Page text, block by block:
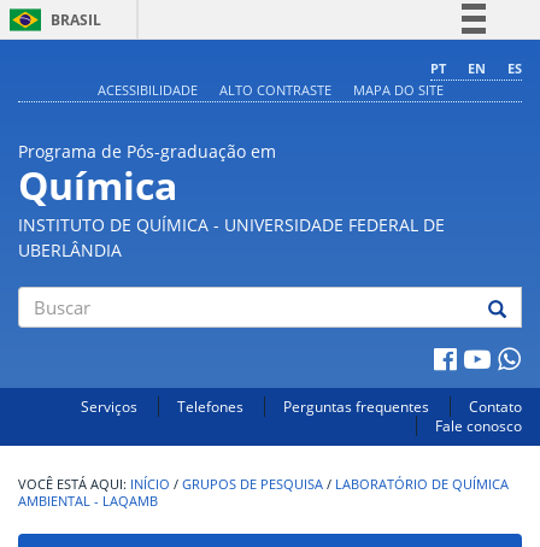
BRASIL
Comunica BR
PT EN
ES
ACESSIBILIDADE
ALTO CONTRASTE MAPA DO SITE
Programa de Pós-graduação em
Química
INSTITUTO DE QUÍMICA - UNIVERSIDADE FEDERAL DE
UBERLÂNDIA
Serviços Telefones Perguntas frequentes
Contato
Fale conosco
INÍCIO / GRUPOS DE PESQUISA / LABORATÓRIO DE QUÍMICA
AMBIENTAL - LAQAMB